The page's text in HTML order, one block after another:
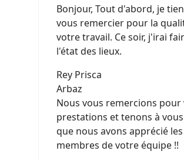
Bonjour, Tout d'abord, je
vous remercier pour la
votre travail. Ce soir, j'irai
l'état des lieux.
Rey Prisca
Arbaz
Nous vous remercions pour
prestations et tenons à
que nous avons apprécié les
membres de votre équipe !!